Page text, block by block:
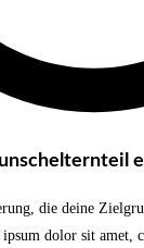
die deine
dolor sit amet,